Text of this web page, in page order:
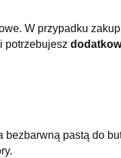
W przypadku
potrzebujesz
pastą do